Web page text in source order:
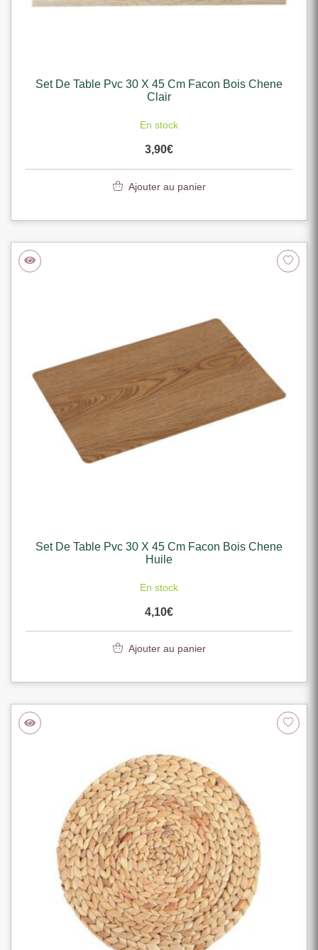
Set De Table Pvc 30 X 45 Cm Facon Bois Chene
Clair
En stock
3,90€
Ajouter au panier
Set De Table Pvc 30 X 45 Cm Facon Bois Chene
Huile
En stock
4,10€
Ajouter au panier